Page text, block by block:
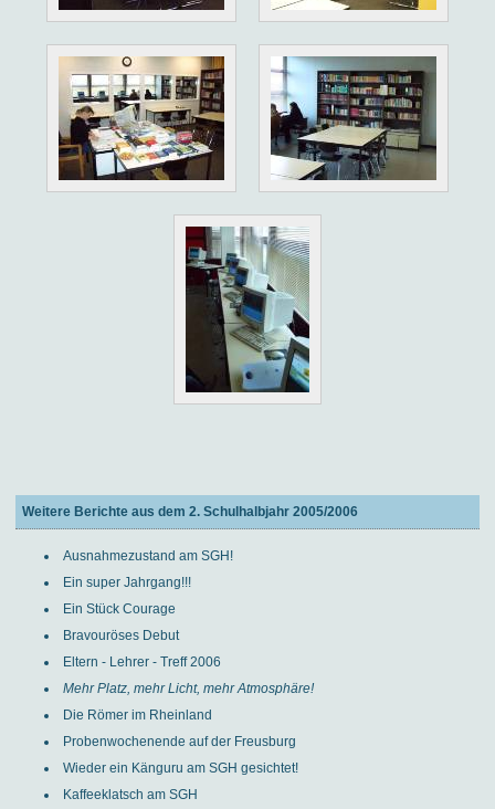
Weitere Berichte aus dem 2. Schulhalbjahr 2005/2006
Ausnahmezustand am SGH!
Ein super Jahrgang!!!
Ein Stück Courage
Bravouröses Debut
Eltern - Lehrer - Treff 2006
Mehr Platz, mehr Licht, mehr Atmosphäre!
Die Römer im Rheinland
Probenwochenende auf der Freusburg
Wieder ein Känguru am SGH gesichtet!
Kaffeeklatsch am SGH